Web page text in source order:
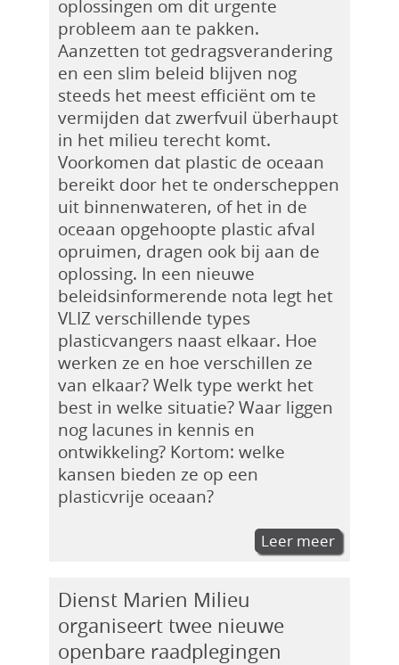
oplossingen om dit urgente
probleem aan te pakken.
Aanzetten tot gedragsverandering
en een slim beleid blijven nog
steeds het meest efficiënt om te
vermijden dat zwerfvuil überhaupt
in het milieu terecht komt.
Voorkomen dat plastic de oceaan
bereikt door het te onderscheppen
uit binnenwateren, of het in de
oceaan opgehoopte plastic afval
opruimen, dragen ook bij aan de
oplossing. In een nieuwe
beleidsinformerende nota legt het
VLIZ verschillende types
plasticvangers naast elkaar. Hoe
werken ze en hoe verschillen ze
van elkaar? Welk type werkt het
best in welke situatie? Waar liggen
nog lacunes in kennis en
ontwikkeling? Kortom: welke
kansen bieden ze op een
plasticvrije oceaan?
Leer meer
Dienst Marien Milieu
organiseert twee nieuwe
openbare raadplegingen